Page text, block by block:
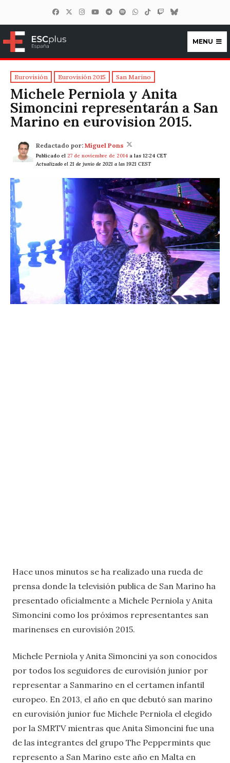
ESCplus España
MENU
Eurovisión Eurovisión 2015 San Marino
Michele Perniola y Anita
Simoncini representarán a San
Marino en eurovision 2015.
Redactado por: Miguel Pons
Publicado el 27 de noviembre de 2014 a las 12:24 CET
Actualizado el 21 de junio de 2021 a las 19:21 CEST
Hace unos minutos se ha realizado una rueda de
prensa donde la televisión publica de San Marino ha
presentado oficialmente a Michele Perniola y Anita
Simoncini como los próximos representantes san
marinenses en eurovisión 2015.
Michele Perniola y Anita Simoncini ya son conocidos
por todos los seguidores de eurovisión junior por
representar a Sanmarino en el certamen infantil
europeo. En 2013, el año en que debutó san marino
en eurovisión junior fue Michele Perniola el elegido
por la SMRTV mientras que Anita Simoncini fue una
de las integrantes del grupo The Peppermints que
represento a San Marino este año en Malta en